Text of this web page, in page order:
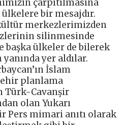
çarpıtılmasına
bir mesajdır.
merkezlerimizden
silinmesinde
ülkeler de bilerek
yer aldılar.
İslam
planlama
Türk-Cavanşir
olan Yukarı
Pers mimari anıtı olarak